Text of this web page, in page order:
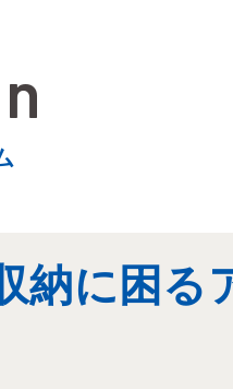
納に困る